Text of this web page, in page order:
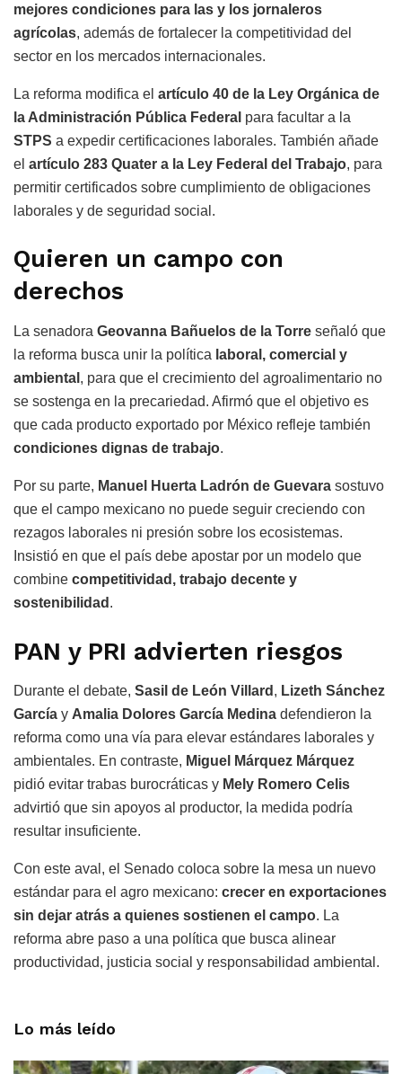
mejores condiciones para las y los jornaleros
agrícolas, además de fortalecer la competitividad del
sector en los mercados internacionales.
La reforma modifica el artículo 40 de la Ley Orgánica de
la Administración Pública Federal para facultar a la
STPS a expedir certificaciones laborales. También añade
el artículo 283 Quater a la Ley Federal del Trabajo, para
permitir certificados sobre cumplimiento de obligaciones
laborales y de seguridad social.
Quieren un campo con
derechos
La senadora Geovanna Bañuelos de la Torre señaló que
la reforma busca unir la política laboral, comercial y
ambiental , para que el crecimiento del agroalimentario no
se sostenga en la precariedad. Afirmó que el objetivo es
que cada producto exportado por México refleje también
condiciones dignas de trabajo.
Por su parte, Manuel Huerta Ladrón de Guevara sostuvo
que el campo mexicano no puede seguir creciendo con
rezagos laborales ni presión sobre los ecosistemas.
Insistió en que el país debe apostar por un modelo que
combine competitividad, trabajo decente y
sostenibilidad .
PAN y PRI advierten riesgos
Durante el debate, Sasil de León Villard , Lizeth Sánchez
García y Amalia Dolores García Medina defendieron la
reforma como una vía para elevar estándares laborales y
ambientales. En contraste, Miguel Márquez Márquez
pidió evitar trabas burocráticas y Mely Romero Celis
advirtió que sin apoyos al productor, la medida podría
resultar insuficiente.
Con este aval, el Senado coloca sobre la mesa un nuevo
estándar para el agro mexicano: crecer en exportaciones
sin dejar atrás a quienes sostienen el campo. La
reforma abre paso a una política que busca alinear
productividad, justicia social y responsabilidad ambiental.
Lo más leído